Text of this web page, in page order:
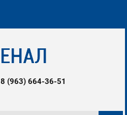
8 (963) 664-36-51 ‌‌‍‍